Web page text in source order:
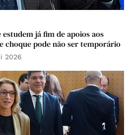
já fim de apoios aos
choque pode não ser temporário
2026